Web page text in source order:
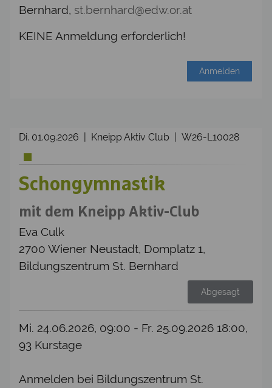
Bernhard, st.bernhard@edw.or.at
KEINE Anmeldung erforderlich!
Anmelden
Di. 01.09.2026 | Kneipp Aktiv Club | W26-L10028
Schongymnastik
mit dem Kneipp Aktiv-Club
Eva Culk
2700 Wiener Neustadt, Domplatz 1,
Bildungszentrum St. Bernhard
Abgesagt
Mi. 24.06.2026, 09:00 - Fr. 25.09.2026 18:00,
93 Kurstage
Anmelden bei Bildungszentrum St.